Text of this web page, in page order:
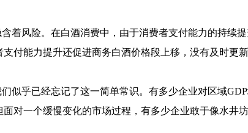
着风险。在白酒消费中，由于消费者支付能力的持续
付能力提升还促进商务白酒价格段上移，没有及时更
似乎已经忘记了这一简单常识。有多少企业对区域
对一个缓慢变化的市场过程，有多少企业敢于像水井